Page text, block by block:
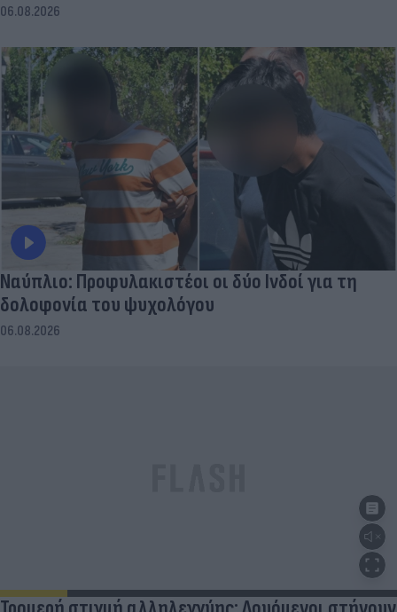
06.08.2026
Ναύπλιο: Προφυλακιστέοι οι δύο Ινδοί για τη
δολοφονία του ψυχολόγου
06.08.2026